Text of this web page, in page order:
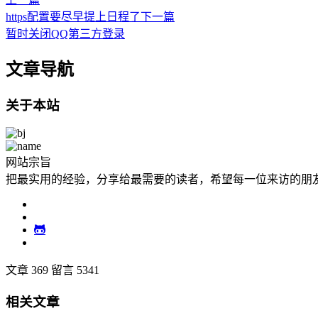
https配置要尽早提上日程了下一篇
暂时关闭QQ第三方登录
文章导航
关于本站
网站宗旨
把最实用的经验，分享给最需要的读者，希望每一位来访的朋
文章 369 留言 5341
相关文章